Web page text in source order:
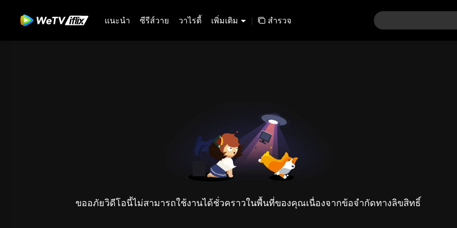
แนะนำ ซีรีส์วาย วาไรตี้ เพิ่มเติม | สำรวจ
ขออภัยวิดีโอนี้ไม่สามารถใช้งานได้ชั่วคราวในพื้นที่ของคุณเนื่องจากข้อจำกัดทางลิขสิทธิ์